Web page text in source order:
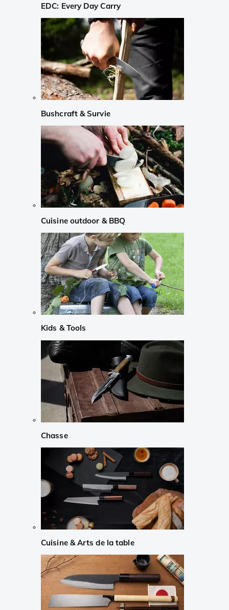
EDC: Every Day Carry
Bushcraft & Survie
Cuisine outdoor & BBQ
Kids & Tools
Chasse
Cuisine & Arts de la table